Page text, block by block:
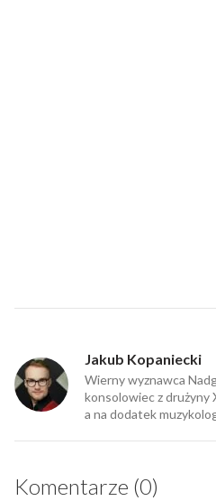
Jakub Kopaniecki
Wierny wyznawca
konsolowiec z drużyny
a na dodatek
Komentarze (0)